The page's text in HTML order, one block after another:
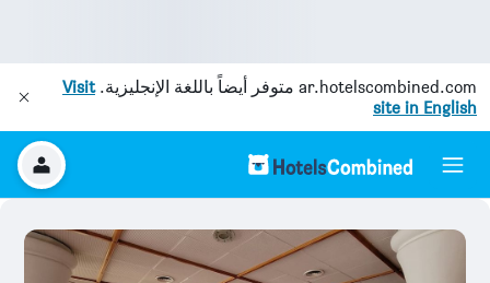
ar.hotelscombined.com متوفر أيضاً باللغة الإنجليزية.Visit
site in English